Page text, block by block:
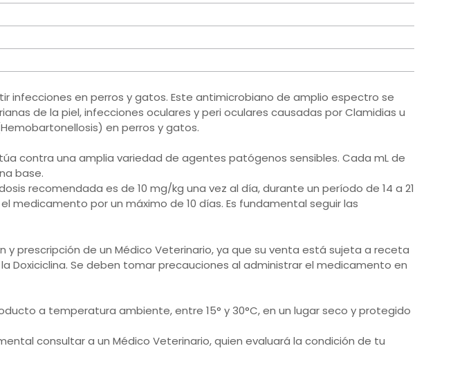
en perros y gatos. Este antimicrobiano de amplio espectro se
de la piel, infecciones oculares y peri oculares causadas por Clamidias u
en perros y gatos.
contra una amplia variedad de agentes patógenos sensibles. Cada mL de
base.
recomendada es de 10 mg/kg una vez al día, durante un período de 14 a 21
por un máximo de 10 días. Es fundamental seguir las
prescripción de un Médico Veterinario, ya que su venta está sujeta a receta
Doxiciclina. Se deben tomar precauciones al administrar el medicamento en
a temperatura ambiente, entre 15° y 30°C, en un lugar seco y protegido
consultar a un Médico Veterinario, quien evaluará la condición de tu